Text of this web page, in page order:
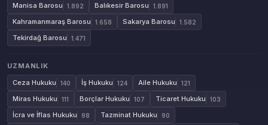
Manisa Barosu 1.892 Balıkesir Barosu 1.891
Kahramanmaraş Barosu 1.658 Sakarya Barosu 1.582
Tekirdağ Barosu 1.471
UZMANLIK
Ceza Hukuku
140 İş Hukuku 124 Aile Hukuku 121
Miras Hukuku 111 Borçlar Hukuku 107 Ticaret Hukuku 103
İcra ve İflas Hukuku 98 Tazminat Hukuku 90